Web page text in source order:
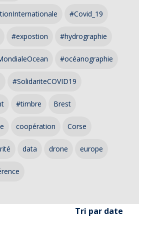
#Covid_19
#expostion #hydrographie
#océanographie
#SolidariteCOVID19
#timbre Brest
coopération Corse
data drone europe
Tri par date